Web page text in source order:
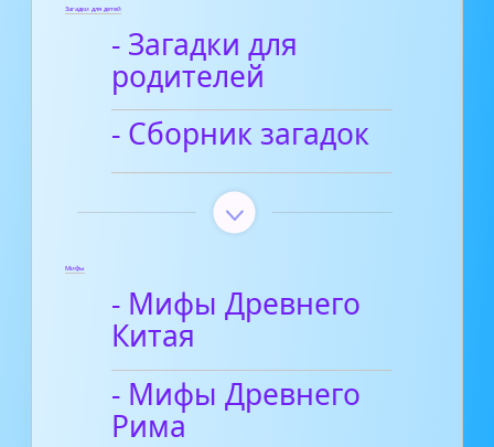
Загадки для детей
- Загадки для
родителей
- Сборник загадок
Мифы
- Мифы Древнего
Китая
- Мифы Древнего
Рима